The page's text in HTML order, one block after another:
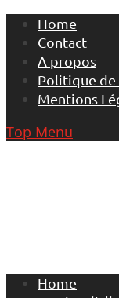
Skip
content
Home
Contact
A propos
Politique
Mentions
Top Menu
Home